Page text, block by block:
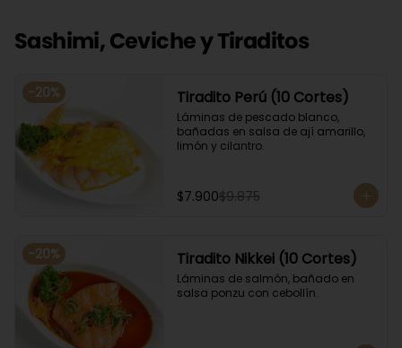
Sashimi, Ceviche y Tiraditos
-20% Tiradito Perú (10 Cortes)
Láminas de pescado blanco,
bañadas en salsa de ají amarillo,
limón y cilantro.
$7.900$9.875
-20% Tiradito Nikkei (10 Cortes)
Láminas de salmón, bañado en
salsa ponzu con cebollín.